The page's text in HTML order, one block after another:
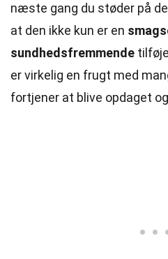
næste gang du støder på
at den ikke kun er en
sundhedsfremmende
er virkelig en frugt med
fortjener at blive opdaget